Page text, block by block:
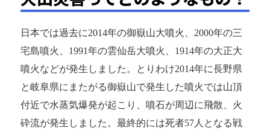
日本では過去に2014年の御嶽山大噴火、2000年の三
宅島噴火、1991年の雲仙岳大噴火、1914年の大正大
噴火などが発生しました。とりわけ2014年に長野県
と岐阜県にまたがる御嶽山で発生した噴火では山頂
付近で水蒸気爆発が起こり、噴石が周辺に飛散、火
砕流が発生しました。最終的には死者57人となる戦